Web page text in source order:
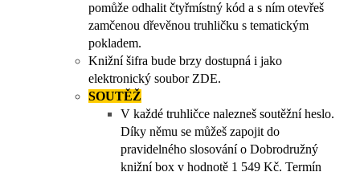
pomůže odhalit čtyřmístný kód a s ním otevřeš
zamčenou dřevěnou truhličku s tematickým
pokladem.
Knižní šifra bude brzy dostupná i jako
elektronický soubor ZDE.
SOUTĚŽ
V každé truhličce nalezneš soutěžní heslo.
Díky němu se můžeš zapojit do
pravidelného slosování o Dobrodružný
knižní box v hodnotě 1 549 Kč. Termín